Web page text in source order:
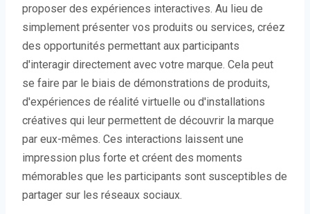
proposer des expériences interactives. Au lieu de
simplement présenter vos produits ou services, créez
des opportunités permettant aux participants
d'interagir directement avec votre marque. Cela peut
se faire par le biais de démonstrations de produits,
d'expériences de réalité virtuelle ou d'installations
créatives qui leur permettent de découvrir la marque
par eux-mêmes. Ces interactions laissent une
impression plus forte et créent des moments
mémorables que les participants sont susceptibles de
partager sur les réseaux sociaux.